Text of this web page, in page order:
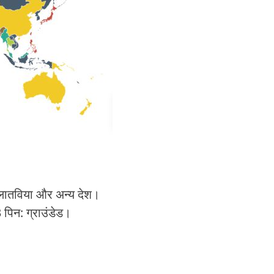
और अन्य देश।
ग्राउंडेड।